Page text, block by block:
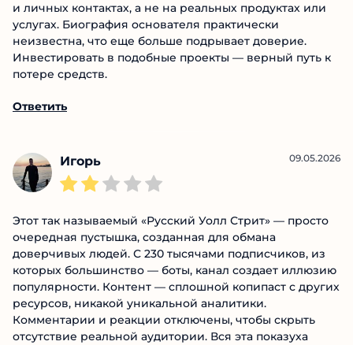
и личных контактах, а не на реальных продуктах или
услугах. Биография основателя практически
неизвестна, что еще больше подрывает доверие.
Инвестировать в подобные проекты — верный путь к
потере средств.
Ответить
Игорь 09.05.2026
Этот так называемый «Русский Уолл Стрит» — просто
очередная пустышка, созданная для обмана
доверчивых людей. С 230 тысячами подписчиков, из
которых большинство — боты, канал создает иллюзию
популярности. Контент — сплошной копипаст с других
ресурсов, никакой уникальной аналитики.
Комментарии и реакции отключены, чтобы скрыть
отсутствие реальной аудитории. Вся эта показуха